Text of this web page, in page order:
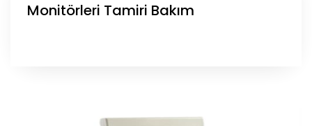
Monitörleri Tamiri Bakım